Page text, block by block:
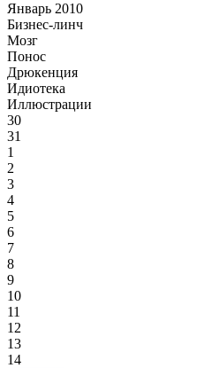
Январь 2010
Бизнес-линч
Мозг
Понос
Дрюкенция
Идиотека
Иллюстрации
30
31
1
2
3
4
5
6
7
8
9
10
11
12
13
14